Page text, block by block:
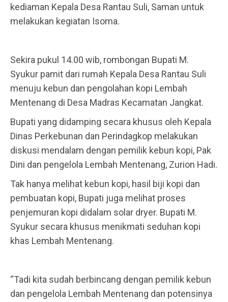
kediaman Kepala Desa Rantau Suli, Saman untuk
melakukan kegiatan Isoma.
Sekira pukul 14.00 wib, rombongan Bupati M.
Syukur pamit dari rumah Kepala Desa Rantau Suli
menuju kebun dan pengolahan kopi Lembah
Mentenang di Desa Madras Kecamatan Jangkat.
Bupati yang didamping secara khusus oleh Kepala
Dinas Perkebunan dan Perindagkop melakukan
diskusi mendalam dengan pemilik kebun kopi, Pak
Dini dan pengelola Lembah Mentenang, Zurion Hadi.
Tak hanya melihat kebun kopi, hasil biji kopi dan
pembuatan kopi, Bupati juga melihat proses
penjemuran kopi didalam solar dryer. Bupati M.
Syukur secara khusus menikmati seduhan kopi
khas Lembah Mentenang.
“Tadi kita sudah berbincang dengan pemilik kebun
dan pengelola Lembah Mentenang dan potensinya